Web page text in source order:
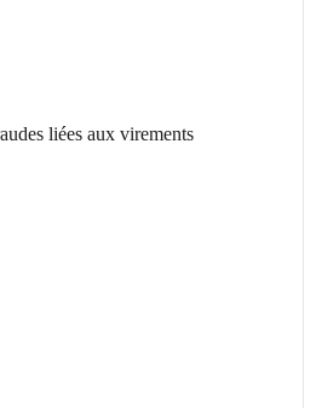
liées aux virements